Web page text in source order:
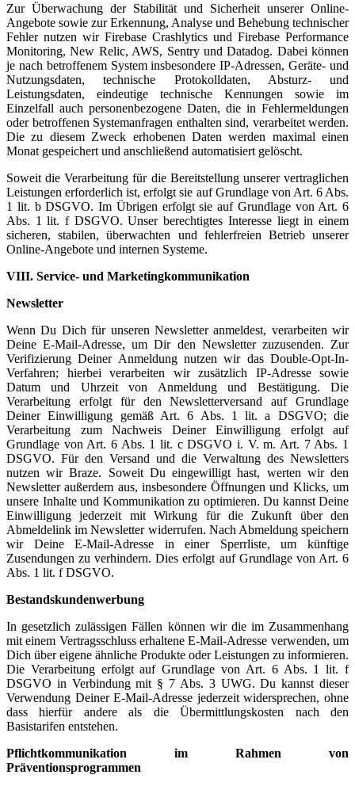
Zur Überwachung der Stabilität und Sicherheit unserer Online-
Angebote sowie zur Erkennung, Analyse und Behebung technischer
Fehler nutzen wir Firebase Crashlytics und Firebase Performance
Monitoring, New Relic, AWS, Sentry und Datadog. Dabei können
je nach betroffenem System insbesondere IP-Adressen, Geräte- und
Nutzungsdaten, technische Protokolldaten, Absturz- und
Leistungsdaten, eindeutige technische Kennungen sowie im
Einzelfall auch personenbezogene Daten, die in Fehlermeldungen
oder betroffenen Systemanfragen enthalten sind, verarbeitet werden.
Die zu diesem Zweck erhobenen Daten werden maximal einen
Monat gespeichert und anschließend automatisiert gelöscht.
Soweit die Verarbeitung für die Bereitstellung unserer vertraglichen
Leistungen erforderlich ist, erfolgt sie auf Grundlage von Art. 6 Abs.
1 lit. b DSGVO. Im Übrigen erfolgt sie auf Grundlage von Art. 6
Abs. 1 lit. f DSGVO. Unser berechtigtes Interesse liegt in einem
sicheren, stabilen, überwachten und fehlerfreien Betrieb unserer
Online-Angebote und internen Systeme.
VIII. Service- und Marketingkommunikation
Newsletter
Wenn Du Dich für unseren Newsletter anmeldest, verarbeiten wir
Deine E-Mail-Adresse, um Dir den Newsletter zuzusenden. Zur
Verifizierung Deiner Anmeldung nutzen wir das Double-Opt-In-
Verfahren; hierbei verarbeiten wir zusätzlich IP-Adresse sowie
Datum und Uhrzeit von Anmeldung und Bestätigung. Die
Verarbeitung erfolgt für den Newsletterversand auf Grundlage
Deiner Einwilligung gemäß Art. 6 Abs. 1 lit. a DSGVO; die
Verarbeitung zum Nachweis Deiner Einwilligung erfolgt auf
Grundlage von Art. 6 Abs. 1 lit. c DSGVO i. V. m. Art. 7 Abs. 1
DSGVO. Für den Versand und die Verwaltung des Newsletters
nutzen wir Braze. Soweit Du eingewilligt hast, werten wir den
Newsletter außerdem aus, insbesondere Öffnungen und Klicks, um
unsere Inhalte und Kommunikation zu optimieren. Du kannst Deine
Einwilligung jederzeit mit Wirkung für die Zukunft über den
Abmeldelink im Newsletter widerrufen. Nach Abmeldung speichern
wir Deine E-Mail-Adresse in einer Sperrliste, um künftige
Zusendungen zu verhindern. Dies erfolgt auf Grundlage von Art. 6
Abs. 1 lit. f DSGVO.
Bestandskundenwerbung
In gesetzlich zulässigen Fällen können wir die im Zusammenhang
mit einem Vertragsschluss erhaltene E-Mail-Adresse verwenden, um
Dich über eigene ähnliche Produkte oder Leistungen zu informieren.
Die Verarbeitung erfolgt auf Grundlage von Art. 6 Abs. 1 lit. f
DSGVO in Verbindung mit § 7 Abs. 3 UWG. Du kannst dieser
Verwendung Deiner E-Mail-Adresse jederzeit widersprechen, ohne
dass hierfür andere als die Übermittlungskosten nach den
Basistarifen entstehen.
Pflichtkommunikation im Rahmen von
Präventionsprogrammen